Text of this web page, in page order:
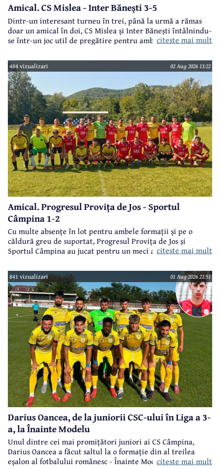
Amical. CS Mislea - Inter Bănești 3-5
Dintr-un interesant turneu în trei, până la urmă a rămas
doar un amical în doi, CS Mislea și Inter Bănești întâlnindu-
se într-un joc util de pregătire pentru ambele formații.
citeste mai mult
484 vizualizari 02 Aug 2026 13:22
Amical. Progresul Provița de Jos - Sportul
Câmpina 1-2
Cu multe absențe în lot pentru ambele formații și pe o
căldură greu de suportat, Progresul Provița de Jos și
Sportul Câmpina au jucat pentru un meci amical.citeste mai mult
841 vizualizari 01 Aug 2026 21:51
Darius Oancea, de la juniorii CSC-ului în Liga a 3-
a, la Înainte Modelu
Unul dintre cei mai promițători juniori ai CS Câmpina,
Darius Oancea a făcut saltul la o formație din al treilea
eșalon al fotbalului românesc - Înainte Modelu, din județul
citeste mai mult